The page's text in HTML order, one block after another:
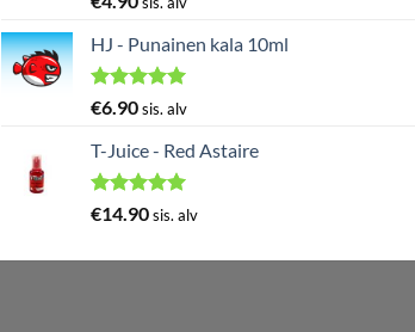
5.00
/ 5
HJ - Punainen kala 10ml
Arvostelu
5.00
/ 5
€6.90sis. alv
T-Juice - Red Astaire
Arvostelu
€14.90sis. alv